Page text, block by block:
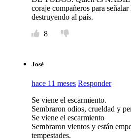
coraje compañeros para
destruyendo al país.
8
José
hace 11 meses Responder
Se viene el escarmiento.
Sembraron odios, crueldad y
Se viene el escarmiento
Sembraron vientos y están
tempestades.